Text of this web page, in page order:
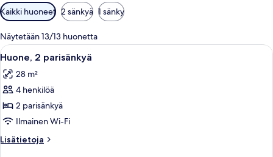
Huoneille
saatavilla
olevia
suodattimia
Kaikki huoneet 2 sänkyä 1 sänky
Näytetään 13/13 huonetta
Avaa
kaikki
huonetyypin
Huone,
2
parisänkyä
kuvat
Kylpyhuone, jossa on pesuallas, peili
6
Huone, 2 parisänkyä
28 m²
4 henkilöä
2 parisänkyä
Ilmainen Wi-Fi
Lisätietoja
Lisätietoja